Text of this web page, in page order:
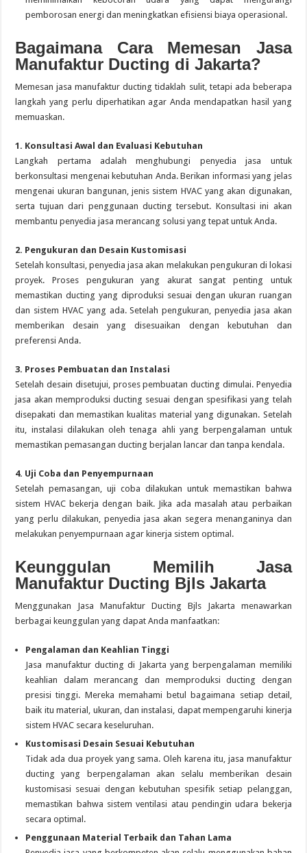
pemborosan energi dan meningkatkan efisiensi biaya operasional.
Bagaimana Cara Memesan Jasa
Manufaktur Ducting di Jakarta?
Memesan jasa manufaktur ducting tidaklah sulit, tetapi ada beberapa
langkah yang perlu diperhatikan agar Anda mendapatkan hasil yang
memuaskan.
1. Konsultasi Awal dan Evaluasi Kebutuhan
Langkah pertama adalah menghubungi penyedia jasa untuk
berkonsultasi mengenai kebutuhan Anda. Berikan informasi yang jelas
mengenai ukuran bangunan, jenis sistem HVAC yang akan digunakan,
serta tujuan dari penggunaan ducting tersebut. Konsultasi ini akan
membantu penyedia jasa merancang solusi yang tepat untuk Anda.
2. Pengukuran dan Desain Kustomisasi
Setelah konsultasi, penyedia jasa akan melakukan pengukuran di lokasi
proyek. Proses pengukuran yang akurat sangat penting untuk
memastikan ducting yang diproduksi sesuai dengan ukuran ruangan
dan sistem HVAC yang ada. Setelah pengukuran, penyedia jasa akan
memberikan desain yang disesuaikan dengan kebutuhan dan
preferensi Anda.
3. Proses Pembuatan dan Instalasi
Setelah desain disetujui, proses pembuatan ducting dimulai. Penyedia
jasa akan memproduksi ducting sesuai dengan spesifikasi yang telah
disepakati dan memastikan kualitas material yang digunakan. Setelah
itu, instalasi dilakukan oleh tenaga ahli yang berpengalaman untuk
memastikan pemasangan ducting berjalan lancar dan tanpa kendala.
4. Uji Coba dan Penyempurnaan
Setelah pemasangan, uji coba dilakukan untuk memastikan bahwa
sistem HVAC bekerja dengan baik. Jika ada masalah atau perbaikan
yang perlu dilakukan, penyedia jasa akan segera menanganinya dan
melakukan penyempurnaan agar kinerja sistem optimal.
Keunggulan Memilih Jasa
Manufaktur Ducting Bjls Jakarta
Menggunakan Jasa Manufaktur Ducting Bjls Jakarta menawarkan
berbagai keunggulan yang dapat Anda manfaatkan:
Pengalaman dan Keahlian Tinggi
Jasa manufaktur ducting di Jakarta yang berpengalaman memiliki
keahlian dalam merancang dan memproduksi ducting dengan
presisi tinggi. Mereka memahami betul bagaimana setiap detail,
baik itu material, ukuran, dan instalasi, dapat mempengaruhi kinerja
sistem HVAC secara keseluruhan.
Kustomisasi Desain Sesuai Kebutuhan
Tidak ada dua proyek yang sama. Oleh karena itu, jasa manufaktur
ducting yang berpengalaman akan selalu memberikan desain
kustomisasi sesuai dengan kebutuhan spesifik setiap pelanggan,
memastikan bahwa sistem ventilasi atau pendingin udara bekerja
secara optimal.
Penggunaan Material Terbaik dan Tahan Lama